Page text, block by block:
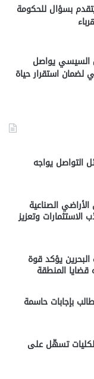
بسؤال للحكومة
السيسي يواصل
لضمان استقرار حياة
يواجه
الصناعية
وتعزيز
يؤكد قوة
قضايا المنطقة
بإجابات حاسمة
تسهّل على